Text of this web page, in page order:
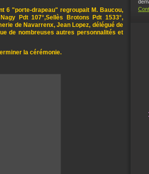
6 "porte-drapeau" regroupait M. Baucou,
Pdt 107°,Sellès Brotons Pdt 1533°,
de Navarrenx, Jean Lopez, délégué de
de nombreuses autres personnalités et
la cérémonie.